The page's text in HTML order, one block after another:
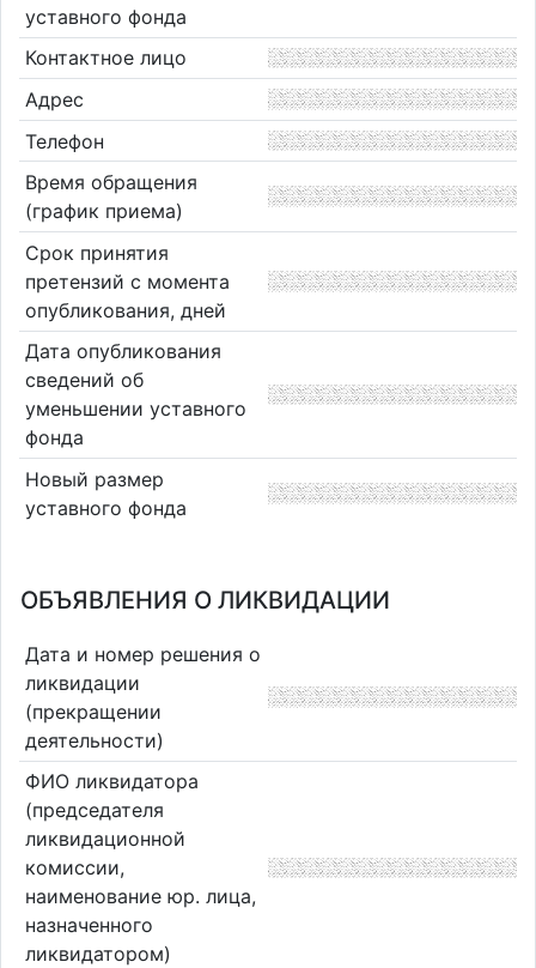
уставного фонда
Контактное лицо
Адрес
Телефон
Время обращения
(график приема)
Срок принятия
претензий с момента
опубликования, дней
Дата опубликования
сведений об
уменьшении уставного
фонда
Новый размер
уставного фонда
ОБЪЯВЛЕНИЯ О ЛИКВИДАЦИИ
Дата и номер решения о
ликвидации
(прекращении
деятельности)
ФИО ликвидатора
(председателя
ликвидационной
комиссии,
наименование юр. лица,
назначенного
ликвидатором)